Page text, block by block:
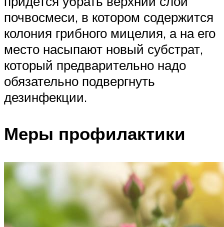
почвосмеси, в котором содержится
колония грибного мицелия, а на его
место насыпают новый субстрат,
который предварительно надо
обязательно подвергнуть
дезинфекции.
Меры профилактики